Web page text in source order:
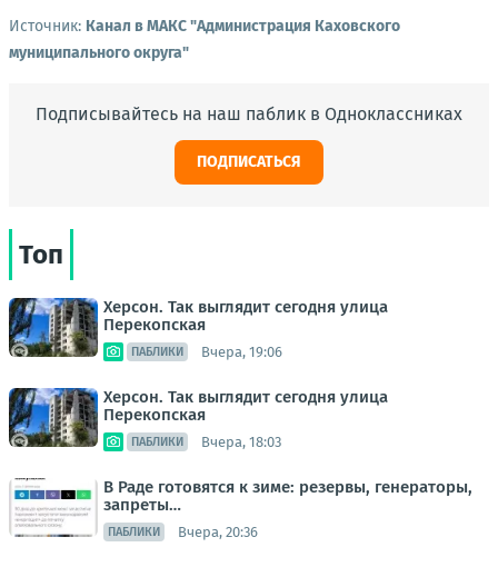
Источник: Канал в МАКС "Администрация Каховского
муниципального округа"
Подписывайтесь на наш паблик в Одноклассниках
ПОДПИСАТЬСЯ
Топ
Херсон. Так выглядит сегодня улица
Перекопская
ПАБЛИКИ Вчера, 19:06
Херсон. Так выглядит сегодня улица
Перекопская
ПАБЛИКИ Вчера, 18:03
В Раде готовятся к зиме: резервы, генераторы,
запреты…
ПАБЛИКИ Вчера, 20:36